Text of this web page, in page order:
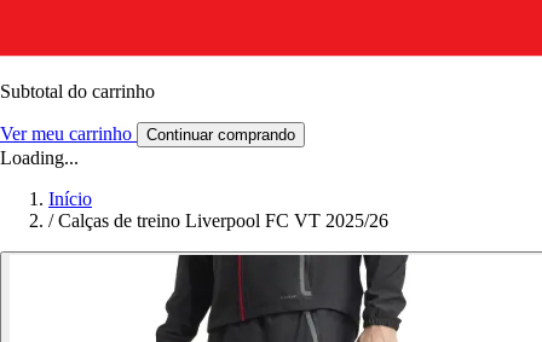
Subtotal do carrinho
Ver meu carrinho Continuar comprando
Loading...
Início
/ Calças de treino Liverpool FC VT 2025/26